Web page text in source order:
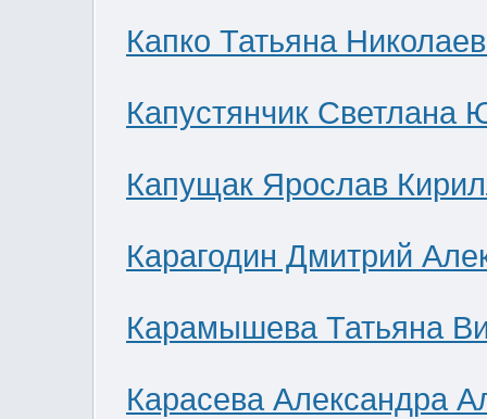
Капко Татьяна
Капустянчик Светлана
Капущак Ярослав
Карагодин Дмитрий
Карамышева Татьяна
Карасева Александра